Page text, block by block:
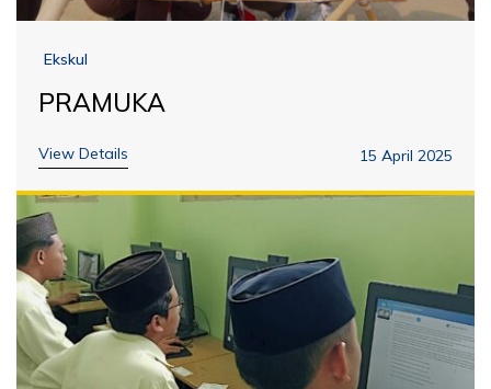
Ekskul
PRAMUKA
View Details 15 April 2025